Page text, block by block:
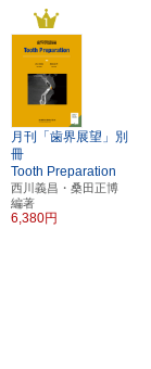
月刊「歯界展望」別
冊
Tooth Preparation
西川義昌・桑田正博
編著
6,380円